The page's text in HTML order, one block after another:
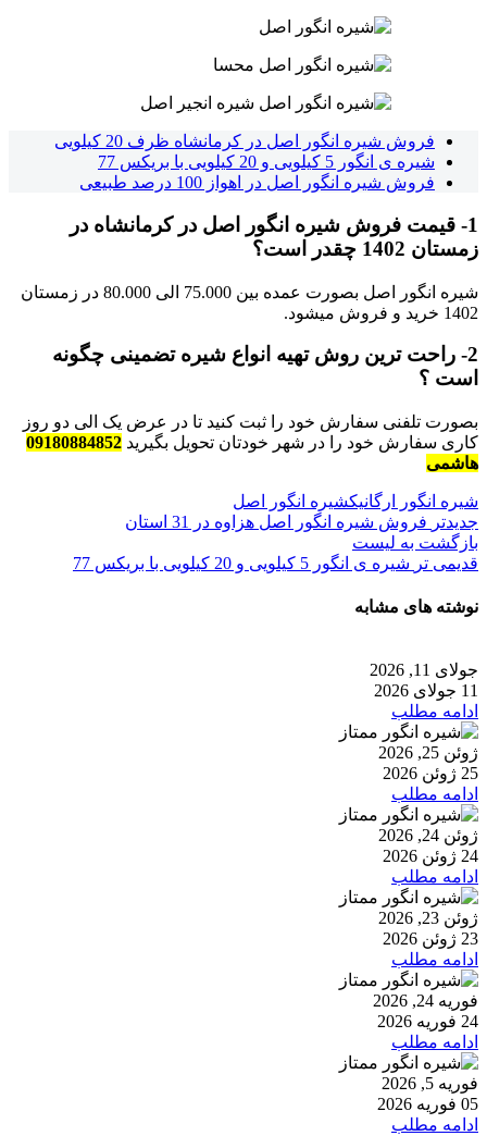
فروش شیره انگور اصل در کرمانشاه ظرف 20 کیلویی
شیره ی انگور 5 کیلویی و 20 کیلویی با بریکس 77
فروش شیره انگور اصل در اهواز 100 درصد طبیعی
1- قیمت فروش شیره انگور اصل در کرمانشاه در
زمستان 1402 چقدر است؟
شیره انگور اصل بصورت عمده بین 75.000 الی 80.000 در زمستان
1402 خرید و فروش میشود.
2- راحت ترین روش تهیه انواع شیره تضمینی چگونه
است ؟
بصورت تلفنی سفارش خود را ثبت کنید تا در عرض یک الی دو روز
کاری سفارش خود را در شهر خودتان تحویل بگیرید 09180884852
هاشمی
شیره انگور ارگانیکشیره انگور اصل
جدیدتر فروش شیره انگور اصل هزاوه در 31 استان
بازگشت به لیست
قدیمی تر شیره ی انگور 5 کیلویی و 20 کیلویی با بریکس 77
نوشته های مشابه
جولای 11, 2026
11 جولای 2026
ادامه مطلب
ژوئن 25, 2026
25 ژوئن 2026
ادامه مطلب
ژوئن 24, 2026
24 ژوئن 2026
ادامه مطلب
ژوئن 23, 2026
23 ژوئن 2026
ادامه مطلب
فوریه 24, 2026
24 فوریه 2026
ادامه مطلب
فوریه 5, 2026
05 فوریه 2026
ادامه مطلب